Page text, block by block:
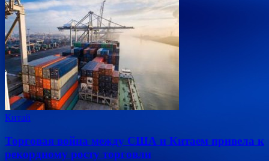
Китай
Торговая война между США и Китаем привела к
рекордному росту торговли